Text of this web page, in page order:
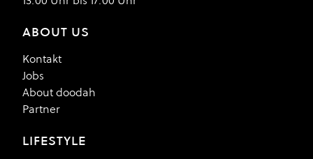
ABOUT US
Kontakt
Jobs
About doodah
Partner
LIFESTYLE